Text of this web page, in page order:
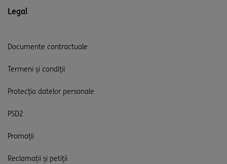
Legal
Documente contractuale
Termeni și condiții
Protecția datelor personale
PSD2
Promoții
Reclamații și petiții